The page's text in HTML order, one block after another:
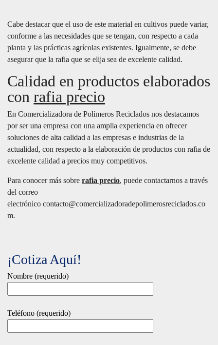
Cabe destacar que el uso de este material en cultivos puede variar,
conforme a las necesidades que se tengan, con respecto a cada
planta y las prácticas agrícolas existentes. Igualmente, se debe
asegurar que la rafia que se elija sea de excelente calidad.
Calidad en productos elaborados
con rafia precio
En Comercializadora de Polímeros Reciclados nos destacamos
por ser una empresa con una amplia experiencia en ofrecer
soluciones de alta calidad a las empresas e industrias de la
actualidad, con respecto a la elaboración de productos con rafia de
excelente calidad a precios muy competitivos.
Para conocer más sobre rafia precio, puede contactarnos a través
del correo
electrónico contacto@comercializadoradepolimerosreciclados.co
m.
¡Cotiza Aquí!
Nombre (requerido)
Teléfono (requerido)